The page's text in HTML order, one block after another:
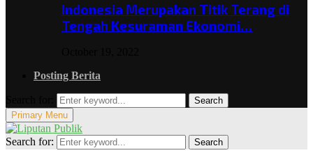
Indonesia Merupakan Titik Terang di
Tengah Kesuraman Ekonomi…
Posting Berita
Search
Primary Menu
Search for: Search